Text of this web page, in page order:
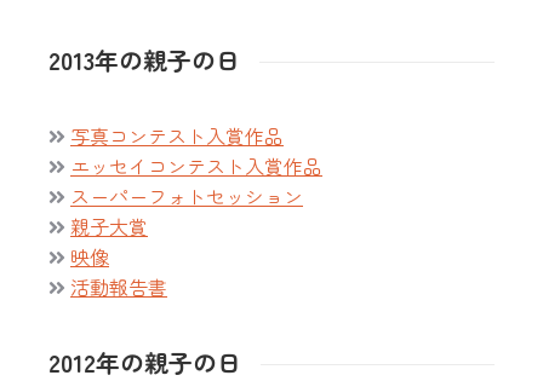
2013年の親子の日
写真コンテスト入賞作品
エッセイコンテスト入賞作品
スーパーフォトセッション
親子大賞
映像
活動報告書
2012年の親子の日